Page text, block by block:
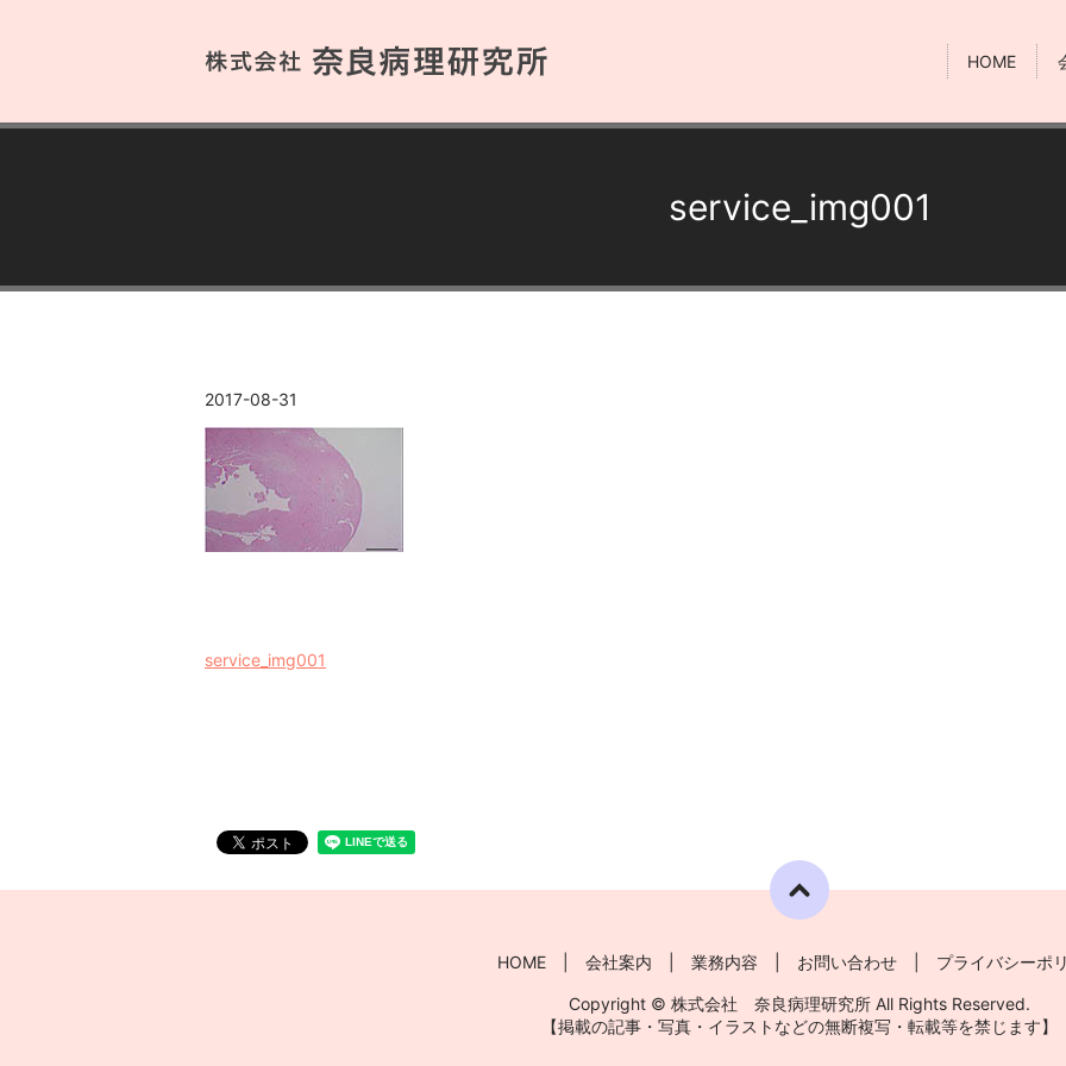
HOME
service_img001
2017-08-31
service_img001
HOME 会社案内 業務内容 お問い合わせ プライバシーポ
Copyright © 株式会社 奈良病理研究所 All Rights Reserved.
【掲載の記事・写真・イラストなどの無断複写・転載等を禁じます】